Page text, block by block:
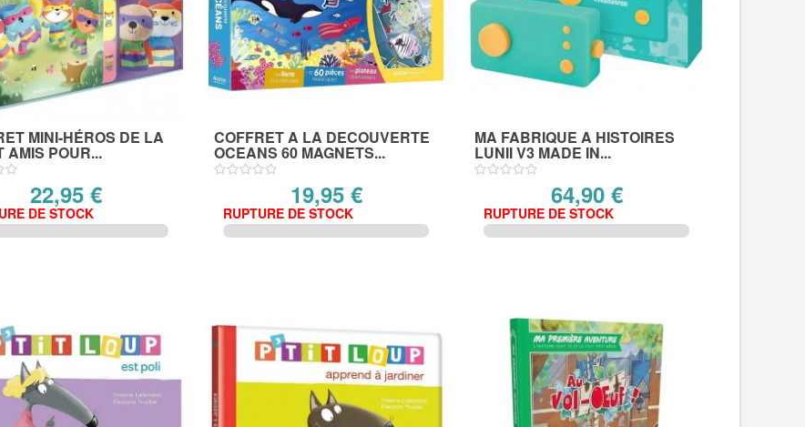
MINI-HÉROS DE LA
AMIS POUR...
22,95 €
DE STOCK
COFFRET A LA DECOUVERTE
OCEANS 60 MAGNETS...
19,95 €
RUPTURE DE STOCK
MA FABRIQUE A HISTOIRES
LUNII V3 MADE IN...
64,90 €
RUPTURE DE STOCK